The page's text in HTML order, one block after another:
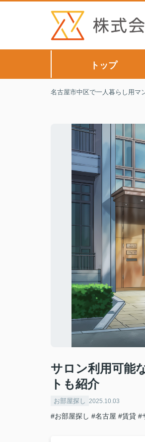
トップ
名古屋市中区で一人暮らし用マ
サロン利用可能
トも紹介
お部屋探し 2025.10.03
#お部屋探し #名古屋 #賃貸 #